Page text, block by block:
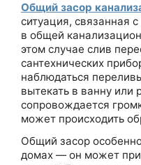
Общий засор
ситуация, связанная
в общей
этом случае слив
сантехнических
наблюдаться
вытекать в ванну или
сопровождается
может происходить
Общий засор
домах — он может